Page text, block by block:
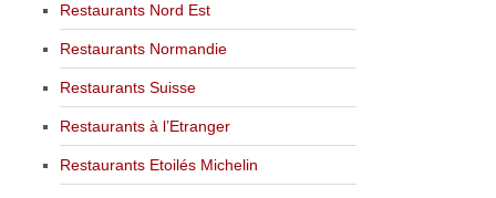
Restaurants Nord Est
Restaurants Normandie
Restaurants Suisse
Restaurants à l’Etranger
Restaurants Etoilés Michelin